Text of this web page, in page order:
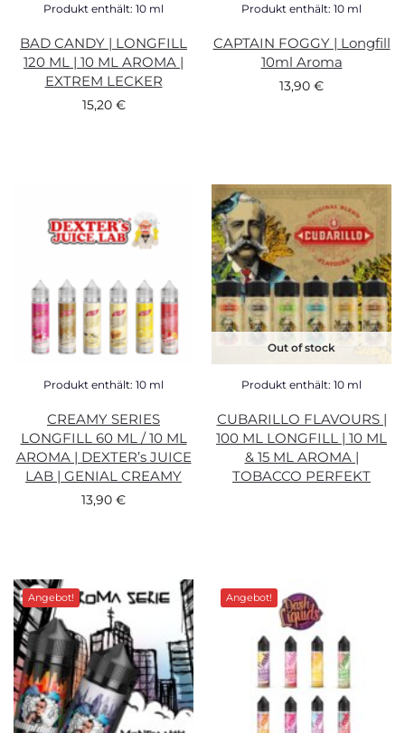
Produkt enthält: 10 ml
BAD CANDY | LONGFILL
120 ML | 10 ML AROMA |
EXTREM LECKER
15,20 €
Produkt enthält: 10 ml
CAPTAIN FOGGY | Longfill
10ml Aroma
13,90 €
Produkt enthält: 10 ml
CREAMY SERIES
LONGFILL 60 ML / 10 ML
AROMA | DEXTER’s JUICE
LAB | GENIAL CREAMY
13,90 €
Out of stock
Produkt enthält: 10 ml
CUBARILLO FLAVOURS |
100 ML LONGFILL | 10 ML
& 15 ML AROMA |
TOBACCO PERFEKT
Angebot! Angebot!